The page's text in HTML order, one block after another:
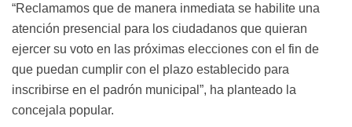
“Reclamamos que de manera inmediata se habilite una
atención presencial para los ciudadanos que quieran
ejercer su voto en las próximas elecciones con el fin de
que puedan cumplir con el plazo establecido para
inscribirse en el padrón municipal”, ha planteado la
concejala popular.